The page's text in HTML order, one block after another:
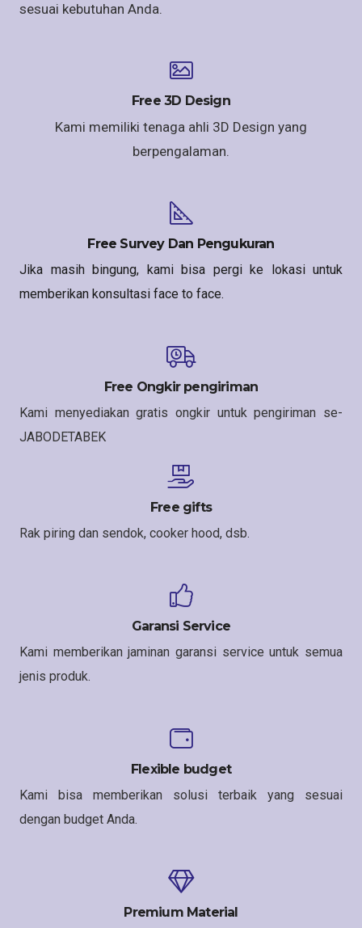
sesuai kebutuhan Anda.
Free 3D Design
Kami memiliki tenaga ahli 3D Design yang
berpengalaman.
Free Survey Dan Pengukuran
Jika masih bingung, kami bisa pergi ke lokasi untuk
memberikan konsultasi face to face.
Free Ongkir pengiriman
Kami menyediakan gratis ongkir untuk pengiriman se-
JABODETABEK
Free gifts
Rak piring dan sendok, cooker hood, dsb.
Garansi Service
Kami memberikan jaminan garansi service untuk semua
jenis produk.
Flexible budget
Kami bisa memberikan solusi terbaik yang sesuai
dengan budget Anda.
Premium Material